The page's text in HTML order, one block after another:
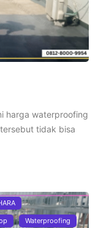
harga waterproofing
tidak bisa
Waterproofing